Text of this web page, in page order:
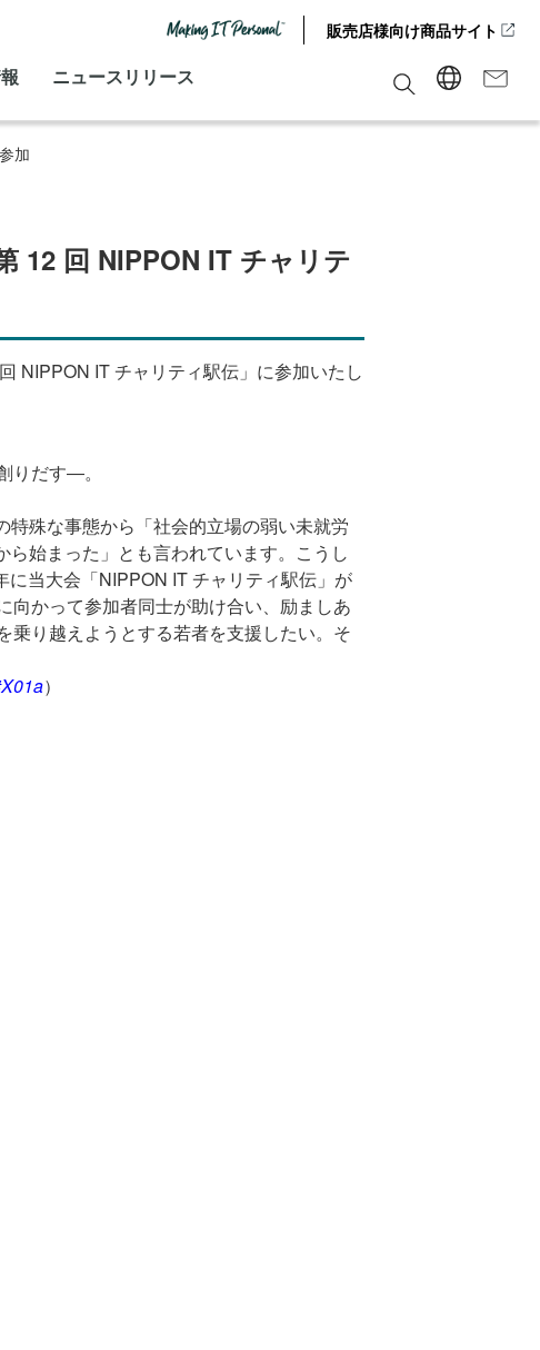
販売店様向け商品サイト
ニュースリリース
加
12 回 NIPPON IT チャリテ
NIPPON IT チャリティ駅伝」に参加いたし
りだす―。
殊な事態から「社会的立場の弱い未就労
始まった」とも言われています。こうし
当大会「NIPPON IT チャリティ駅伝」が
向かって参加者同士が助け合い、励ましあ
乗り越えようとする若者を支援したい。そ
）